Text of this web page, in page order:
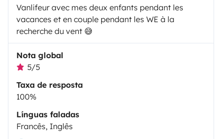
Vanlifeur avec mes deux enfants pendant les
vacances et en couple pendant les WE à la
recherche du vent 😅
Nota global
5/5
Taxa de resposta
100%
Línguas faladas
Francês, Inglês